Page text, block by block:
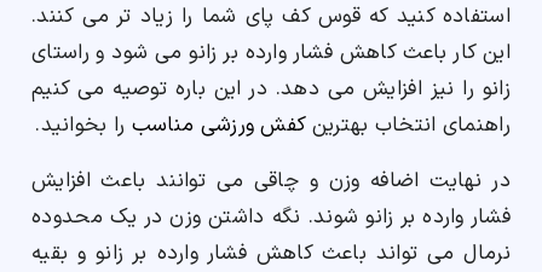
استفاده کنید که قوس کف پای شما را زیاد تر می کنند.
این کار باعث کاهش فشار وارده بر زانو می شود و راستای
زانو را نیز افزایش می دهد. در این باره توصیه می کنیم
راهنمای انتخاب بهترینکفش ورزشی مناسب را بخوانید.
در نهایت اضافه وزن و چاقی می توانند باعث افزایش
فشار وارده بر زانو شوند. نگه داشتن وزن در یک محدوده
نرمال می تواند باعث کاهش فشار وارده بر زانو و بقیه